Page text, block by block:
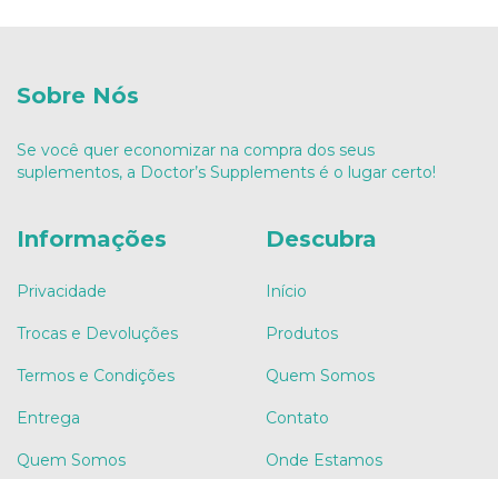
Sobre Nós
Se você quer economizar na compra dos seus
suplementos, a Doctor’s Supplements é o lugar certo!
Informações
Privacidade
Trocas e Devoluções
Termos e Condições
Entrega
Quem Somos
Descubra
Início
Produtos
Quem Somos
Contato
Onde Estamos